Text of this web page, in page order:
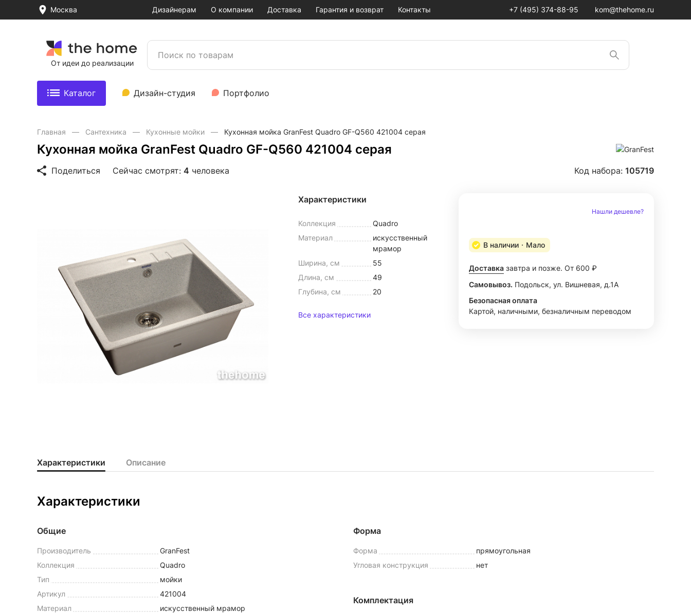
Москва Дизайнерам О компании Доставка Гарантия и возврат Контакты +7 (495) 374-88-95 kom@thehome.ru
От идеи до реализации
Каталог Дизайн-студия Портфолио
Главная Сантехника Кухонные мойки Кухонная мойка GranFest Quadro GF-Q560 421004 серая
Кухонная мойка GranFest Quadro GF-Q560 421004 серая
Поделиться Сейчас смотрят: 4 человека Код набора: 105719
Характеристики
Коллекция
Quadro
Материал
искусственный
мрамор
Ширина, см
55
Длина, см
49
Глубина, см
20
Все характеристики
Нашли дешевле?
В наличии Мало
Доставка завтра и позже. От 600 ₽
Самовывоз. Подольск, ул. Вишневая, д.1А
Безопасная оплата
Картой, наличными, безналичным переводом
Характеристики Описание
Характеристики
Общие
Производитель
GranFest
Коллекция
Quadro
Тип
мойки
Артикул
421004
Материал
искусственный мрамор
Форма
Форма
прямоугольная
Угловая конструкция
нет
Комплектация